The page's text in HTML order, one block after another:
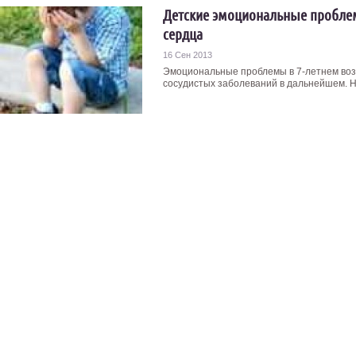
Детские эмоциональные
сердца
16 Сен 2013
Эмоциональные проблемы в 7-летнем
сосудистых заболеваний в дальнейшем.